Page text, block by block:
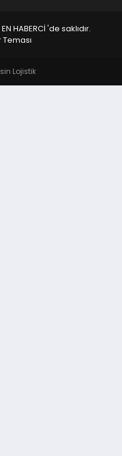
HABERCİ 'de saklıdır.
Lojistik